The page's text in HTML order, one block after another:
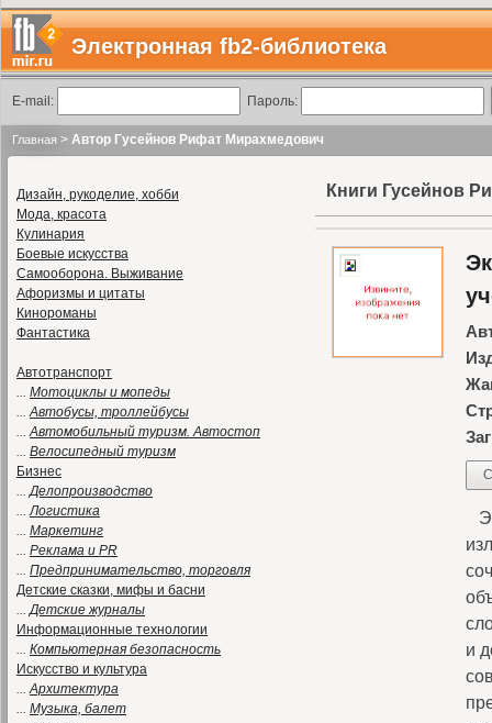
Электронная fb2-библиотека
E-mail: Пароль:
Главная > Автор Гусейнов Рифат Мирахмедович
Дизайн, рукоделие, хобби
Мода, красота
Кулинария
Боевые искусства
Самооборона. Выживание
Афоризмы и цитаты
Кинороманы
Фантастика
Автотранспорт
... Мотоциклы и мопеды
...Автобусы, троллейбусы
...Автомобильный туризм. Автостоп
... Велосипедный туризм
Бизнес
...Делопроизводство
...Логистика
... Маркетинг
... Реклама и PR
... Предпринимательство, торговля
Детские сказки, мифы и басни
...Детские журналы
Информационные технологии
... Компьютерная безопасность
Искусство и культура
...Архитектура
... Музыка, балет
Книги Гусейнов
и